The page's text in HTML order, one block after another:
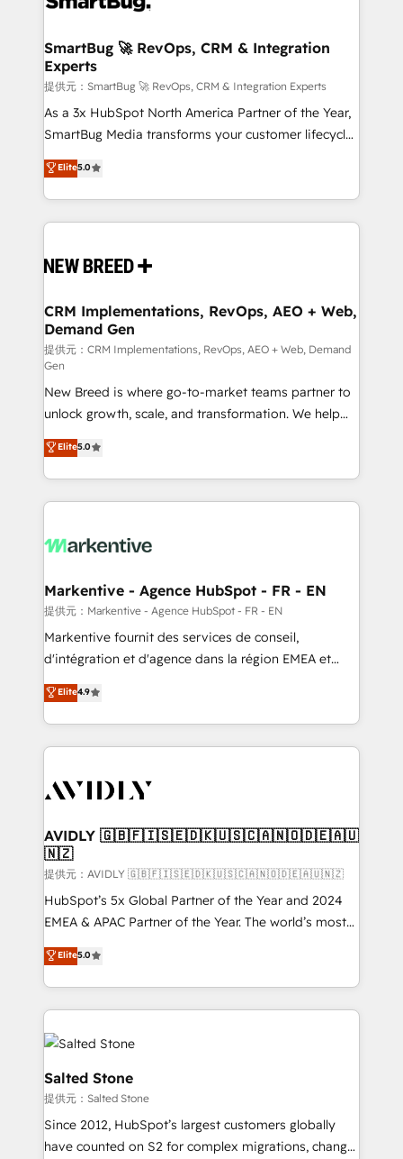
HubSpot, switching to it, or reviving a stale portal?
We are built for the work.
を、CRMを軸とした全社共通基盤に再構築します。意
思決定者・PMO・現場担当者に並走します。 1️⃣
HubSpot導入・活用支援 顧客データの一元化から、
GTMの見える化・自動化まで。全Hub統合運用、デー
タ品質設計、グループ横断のCRM統合に対応します。
の一部をAIが自律実行する組織への移行を設計・実装。
Breeze・Claude等をHubSpotと連携させ、役割定義・
革を、構想から実装・定着までPMOとして主導。「設
の統合・浸透・変革管理を実行します。 ▸ CMS戦略設
計・構築：リード獲得・CVR・SEOを前提にした情報設
計・導線設計・テンプレート設計をContent Hubで一体
提供。 ▸ 既存CRM・MAからの移行支援：Salesforce・
Marketo・Pardot等からの移行、カスタム設計、履歴
データ移行と活用設計まで。 ▸ AEO対応：ChatGPT・
ンツとサイト構造を最適化。 🏆 なぜ100incを選ぶの
か？ ✓ HubSpot Eliteパートナー認定 ✓ HubSpotアワ
ード受賞・HUGリーダー ✓ ISO27001:2022 /
HubSpot大百科 出版 CRM・AI活用に関するご相談、現
せください。
SmartBug 🚀 RevOps, CRM & Integration
Experts
提供元：SmartBug 🚀 RevOps, CRM & Integration Experts
As a 3x HubSpot North America Partner of the Year,
SmartBug Media transforms your customer lifecycle
into a revenue engine. Our unified ecosystem
includes specialized divisions Globalia (AI &
Software) and Point Success Media (Paid Media),
making this the official home for all three brands. 🔄
and system integrations powered by Globalia’s
trainers to drive platform adoption. 📈 Revenue
Generation - Full-funnel marketing and high-
performance advertising via Point Success Media. -
Expert deployment of Breeze AI and custom agents
to automate growth. 🏆 Elite Excellence - 8 platform
accreditations and deep HIPAA-compliance
expertise. - A team of 250+ experts dedicated to
your resilient growth.
Elite5.0
CRM Implementations, RevOps, AEO + Web,
Demand Gen
提供元：CRM Implementations, RevOps, AEO + Web, Demand
Gen
New Breed is where go-to-market teams partner to
unlock growth, scale, and transformation. We help
companies activate HubSpot’s AI-powered
customer platform and operationalize HubSpot’s
Loop Marketing framework through expert-led
services, smart agents, and purpose-built apps,
results, fast. ⚙️CRM & RevOps: Align all Hubs to your
🎯Demand Gen & ABM: Drive pipeline with inbound,
ABM, AEO, SEO, & paid media. 👩‍💻Web Design:
Build high-performing websites with UX, messaging,
& conversion strategy that drive results. 🤖AI
AI, & maximize AEO with tailored AI services. 🧩
Integrations: Extend HubSpot with custom
Elite5.0
Markentive - Agence HubSpot - FR - EN
提供元：Markentive - Agence HubSpot - FR - EN
Markentive fournit des services de conseil,
d'intégration et d'agence dans la région EMEA et
North America. Avec plus de 115 experts en
marketing automation, Growth, Revops, CRM et
webdesign. Markentive is both a consulting firm, a
digital agency and an integrator. With over 115
CRM and webdesign (We focus on EMEA - USA
Elite4.9
AVIDLY 🇬🇧🇫🇮🇸🇪🇩🇰🇺🇸🇨🇦🇳🇴🇩🇪🇦🇺
🇳🇿
提供元：AVIDLY 🇬🇧🇫🇮🇸🇪🇩🇰🇺🇸🇨🇦🇳🇴🇩🇪🇦🇺🇳🇿
HubSpot’s 5x Global Partner of the Year and 2024
EMEA & APAC Partner of the Year. The world’s most
experienced and fully accredited HubSpot Solutions
Partner. 🚀 With 2,750+ HubSpot projects delivered
and 370+ specialists across EMEA, APAC and NAM,
we de-risk complex CRM programmes and
accelerate ROI across every HubSpot Hub. 🧭 From
multi-region migrations to AI-powered automation,
we turn complexity into clarity, human at global
scale. 🏆 HubSpot’s CEO called us “the partner of the
future.” Others agree it is proof of trust built through
measurable impact.
Elite5.0
Salted Stone
提供元：Salted Stone
Since 2012, HubSpot’s largest customers globally
have counted on S2 for complex migrations, change